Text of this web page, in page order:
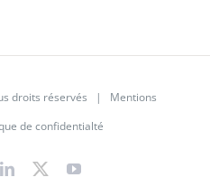
droits réservés | Mentions
de confidentialté
LinkedIn
X YouTube